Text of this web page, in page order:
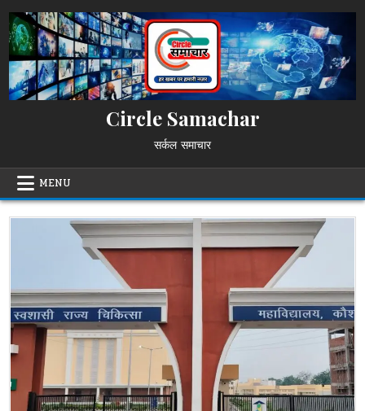
to
content
Circle Samachar
सर्कल समाचार
MENU